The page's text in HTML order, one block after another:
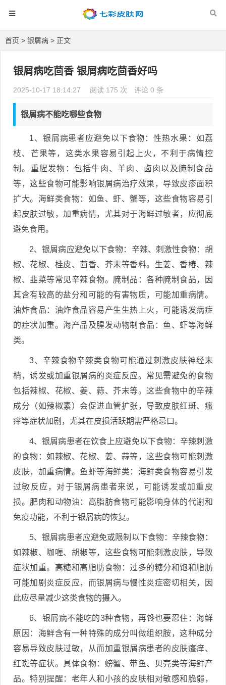
首页 > 银屑病 > 正文
银屑病吃茴香 银屑病吃茴香好吗
2025-10-17 18:14:27 阅读 175 次 评论 0 条
银屑病不能吃哪些食物
1、银屑病患者应避免以下食物：性热水果：如荔
枝、芒果等，这类水果容易引起上火，不利于病情控
制。重腥发物：包括牛肉、羊肉、卤肉以及腌制食品
等，这些食物可能影响银屑病治疗效果，导致皮疹面积
扩大。海鲜类食物：如鱼、虾、蟹等，这些食物容易引
起皮肤过敏，加重病情，尤其对于海鲜过敏者，应彻底
避免食用。
2、银屑病应避免以下食物：辛辣、刺激性食物：胡
椒、花椒、桂皮、茴香、芥末等香料。生姜、香椿、辣
椒、韭菜等常见辛辣食物。腌制品：各种腌制食品，因
其含有较高的盐分和可能的有害物质，可能加重病情。
油炸食品：油炸食品容易产生生热上火，可能诱发病症
的症状加重。海产品及腥发动物制食品：鱼、虾等海鲜
类。
3、辛辣食物辛辣类食物可能通过刺激皮肤神经末
梢，诱发或加重银屑病的炎症反应。常见需避免的食物
包括辣椒、花椒、姜、蒜、芥末等。这些食物中的辛辣
成分（如辣椒素）会促进血管扩张，导致皮肤红斑、瘙
痒等症状加剧，尤其在皮损活跃期需严格忌口。
4、银屑病患者在饮食上应避免以下食物：辛辣刺激
的食物：如辣椒、花椒、姜、蒜等，这些食物可能刺激
皮肤，加重病情。鱼虾等海鲜类：海鲜类食物容易引发
过敏反应，对于银屑病患者来说，可能诱发或加重皮
损。肥肉和动物油：高脂肪食物可能影响身体的代谢和
免疫功能，不利于银屑病的恢复。
5、银屑病患者应避免或限制以下食物：辛辣食物：
如辣椒、咖喱、胡椒等，这些食物可能刺激皮肤，导致
症状加重。高糖和高脂肪食物：过多的糖分和饱和脂肪
可能加剧炎症反应，而银屑病与慢性炎症密切相关，因
此应尽量减少这类食物的摄入。
6、银屑病不能吃的3种食物，再馋也要忍住：海鲜
原因：海鲜含有一种特殊的成分叫做组织胺，这种成分
容易导致皮肤过敏，从而加重银屑病患者的皮肤瘙痒、
红斑等症状。具体食物：螃蟹、带鱼、贝壳类等海鲜产
品。特别提醒：老年人和小孩的皮肤相对敏感和脆弱，